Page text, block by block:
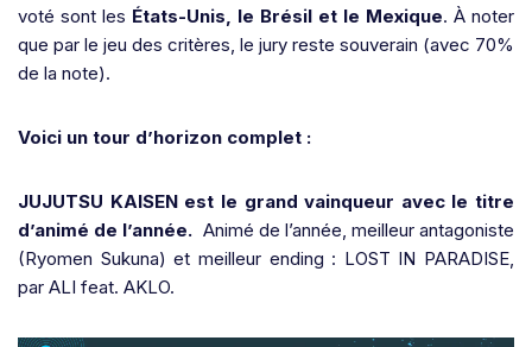
voté sont les États-Unis, le Brésil et le Mexique. À noter
que par le jeu des critères, le jury reste souverain (avec 70%
de la note).
Voici un tour d’horizon complet :
JUJUTSU KAISEN est le grand vainqueur avec le titre
d’animé de l’année. Animé de l’année, meilleur antagoniste
(Ryomen Sukuna) et meilleur ending : LOST IN PARADISE,
par ALI feat. AKLO.